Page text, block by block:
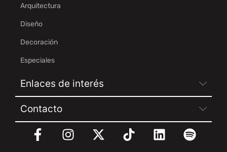
Arquitectura
Diseño
Decoración
Especiales
Enlaces de interés
Contacto